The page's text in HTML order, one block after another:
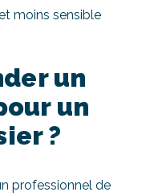
moins sensible
un
un
?
professionnel de